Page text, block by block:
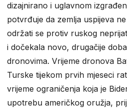
dizajnirano i uglavnom
potvrđuje da zemlja uspijeva
održati se protiv ruskog
i dočekala novo, drugačije
dronovima. Vrijeme dronova
Turske tijekom prvih mjeseci
vrijeme ograničenja koja je
upotrebu američkog oružja,